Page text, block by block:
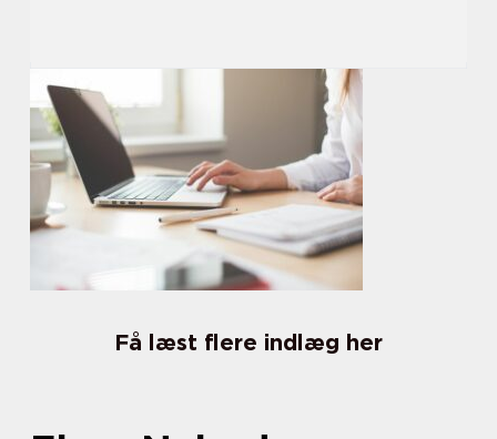
Få læst flere indlæg her